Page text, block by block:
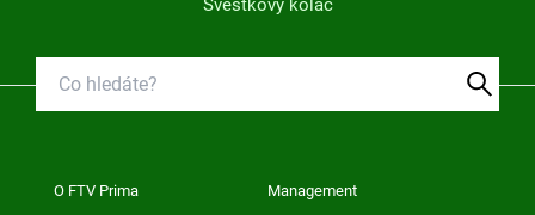
Švestkový koláč
O FTV Prima Management